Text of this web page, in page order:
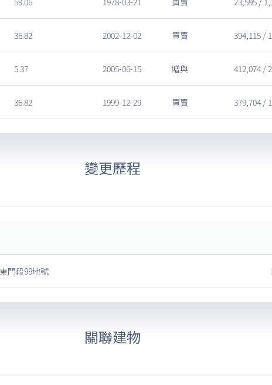
36.82 2002-12-02 買賣 394,115 /
5.37 2005-06-15 贈與 412,074 /
36.82 1999-12-29 買賣 379,704 /
變更歷程
門段99地號
關聯建物